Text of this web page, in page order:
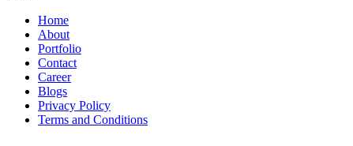
Home
About
Portfolio
Contact
Career
Blogs
Privacy Policy
Terms and Conditions